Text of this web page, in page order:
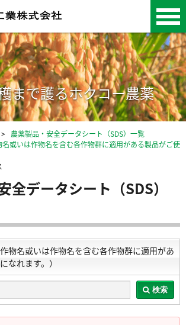
業株式会
社
まで護るホクコー農薬
農薬製品・安全データシート（SDS）一覧
或いは作物名を含む各作物群に適用がある製品がご使
全データシート（SDS）
物名或いは作物名を含む各作物群に適用があ
なれます。）
検索